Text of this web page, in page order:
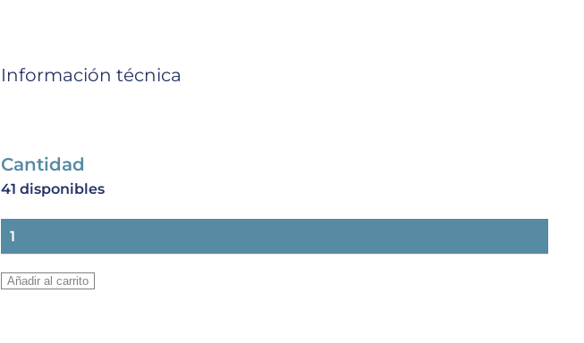
Información técnica
Cantidad
41 disponibles
VALVULA
BOLA
DANFOSS
Añadir al carrito